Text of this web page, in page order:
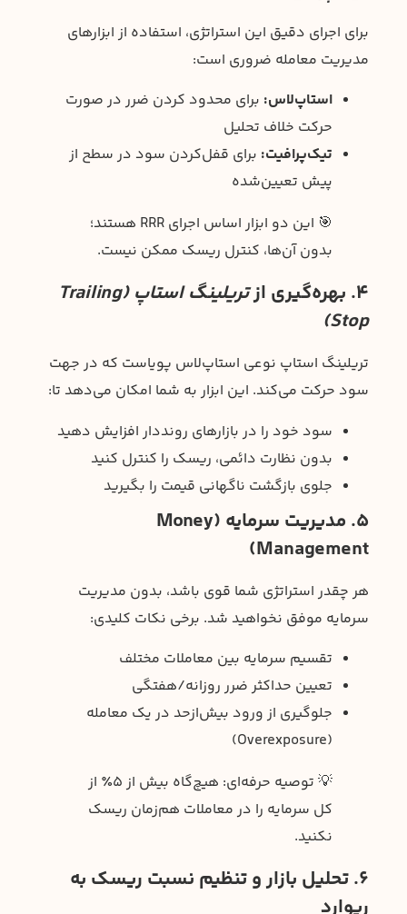
برای اجرای دقیق این استراتژی، استفاده از ابزارهای
مدیریت معامله ضروری است:
استاپ‌لاس: برای محدود کردن ضرر در صورت
حرکت خلاف تحلیل
تیک‌پرافیت: برای قفل‌کردن سود در سطح از
پیش تعیین‌شده
🎯 این دو ابزار اساس اجرای RRR هستند؛
بدون آن‌ها، کنترل ریسک ممکن نیست.
4. بهره‌گیری از
تریلینگ استاپ (Trailing
Stop)
تریلینگ استاپ نوعی استاپ‌لاس پویاست که در جهت
سود حرکت می‌کند. این ابزار به شما امکان می‌دهد تا:
سود خود را در بازارهای رونددار افزایش دهید
بدون نظارت دائمی، ریسک را کنترل کنید
جلوی بازگشت ناگهانی قیمت را بگیرید
5. مدیریت سرمایه (Money
Management)
هر چقدر استراتژی شما قوی باشد، بدون مدیریت
سرمایه موفق نخواهید شد. برخی نکات کلیدی:
تقسیم سرمایه بین معاملات مختلف
تعیین حداکثر ضرر روزانه/هفتگی
جلوگیری از ورود بیش‌ازحد در یک معامله
(Overexposure)
💡 توصیه حرفه‌ای: هیچ‌گاه بیش از ۵٪ از
کل سرمایه را در معاملات هم‌زمان ریسک
نکنید.
6. تحلیل بازار و تنظیم نسبت ریسک به